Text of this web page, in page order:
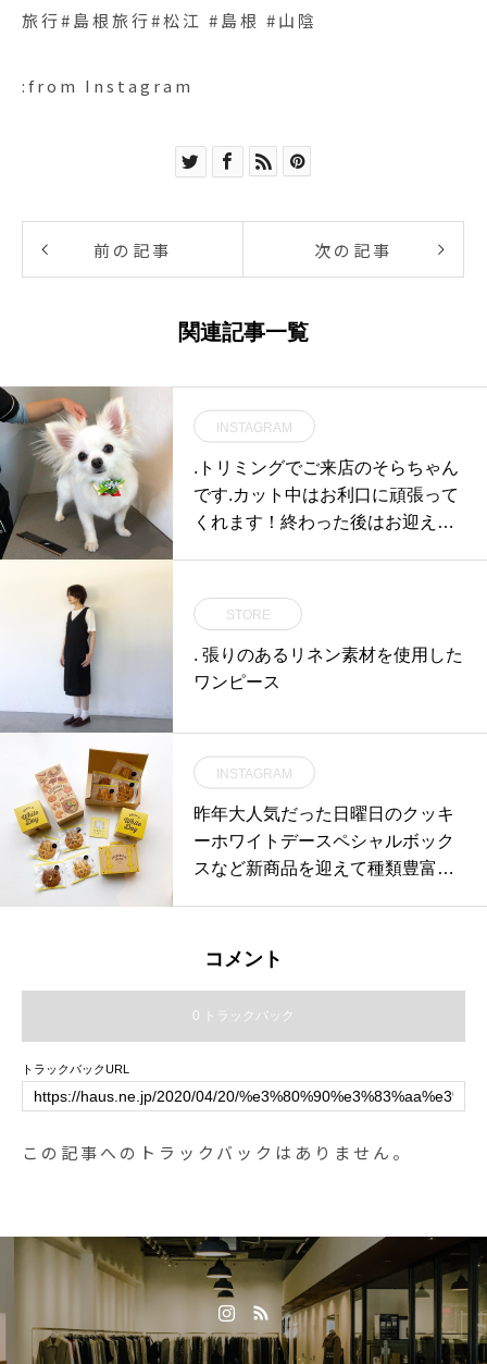
旅行#島根旅行#松江 #島根 #山陰
:from Instagram
前の記事 次の記事
関連記事一覧
INSTAGRAM
.トリミングでご来店のそらちゃん
です.カット中はお利口に頑張って
くれます！終わった後はお迎えが
来店お待ちしております︎.GROOM
HAUS松江市乃白町20270852-61-
2885open 9:00close 18:00@haus
_matsue #松江トリミングサロン #
プー#松江ペットサロン #松江ペッ
ト #松江#山陰#島根#hausmathue
#groomhaus
STORE
. 張りのあるリネン素材を使用した
ワンピース
INSTAGRAM
昨年大人気だった日曜日のクッキ
ーホワイトデースペシャルボック
スなど新商品を迎えて種類豊富に
こだわり丁寧に作られるしっとり
なユニークなネーミングも魅力的
です。.送別のお品やホワイトデー
非ご覧にお越しください。.#日曜
日のクッキー#ホワイトデー#ホワ
イトデーギフト#送別 #送別品#ha
us #haus_matsue #hausmatsue #
松江カフェ #島根カフェ #松江旅
コメント
0 トラックバック
トラックバックURL
この記事へのトラックバックはありません。